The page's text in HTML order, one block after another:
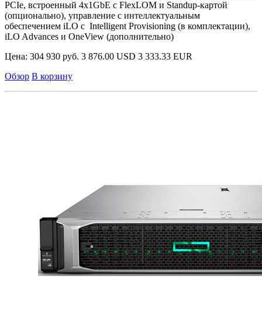
PCIe, встроенный 4x1GbE с FlexLOM и Standup-картой
(опционально), управление с интеллектуальным
обеспечением iLO с Intelligent Provisioning (в комплектации),
iLO Advances и OneView (дополнительно)
Цена: 304 930 руб. 3 876.00 USD 3 333.33 EUR
Обзор В корзину